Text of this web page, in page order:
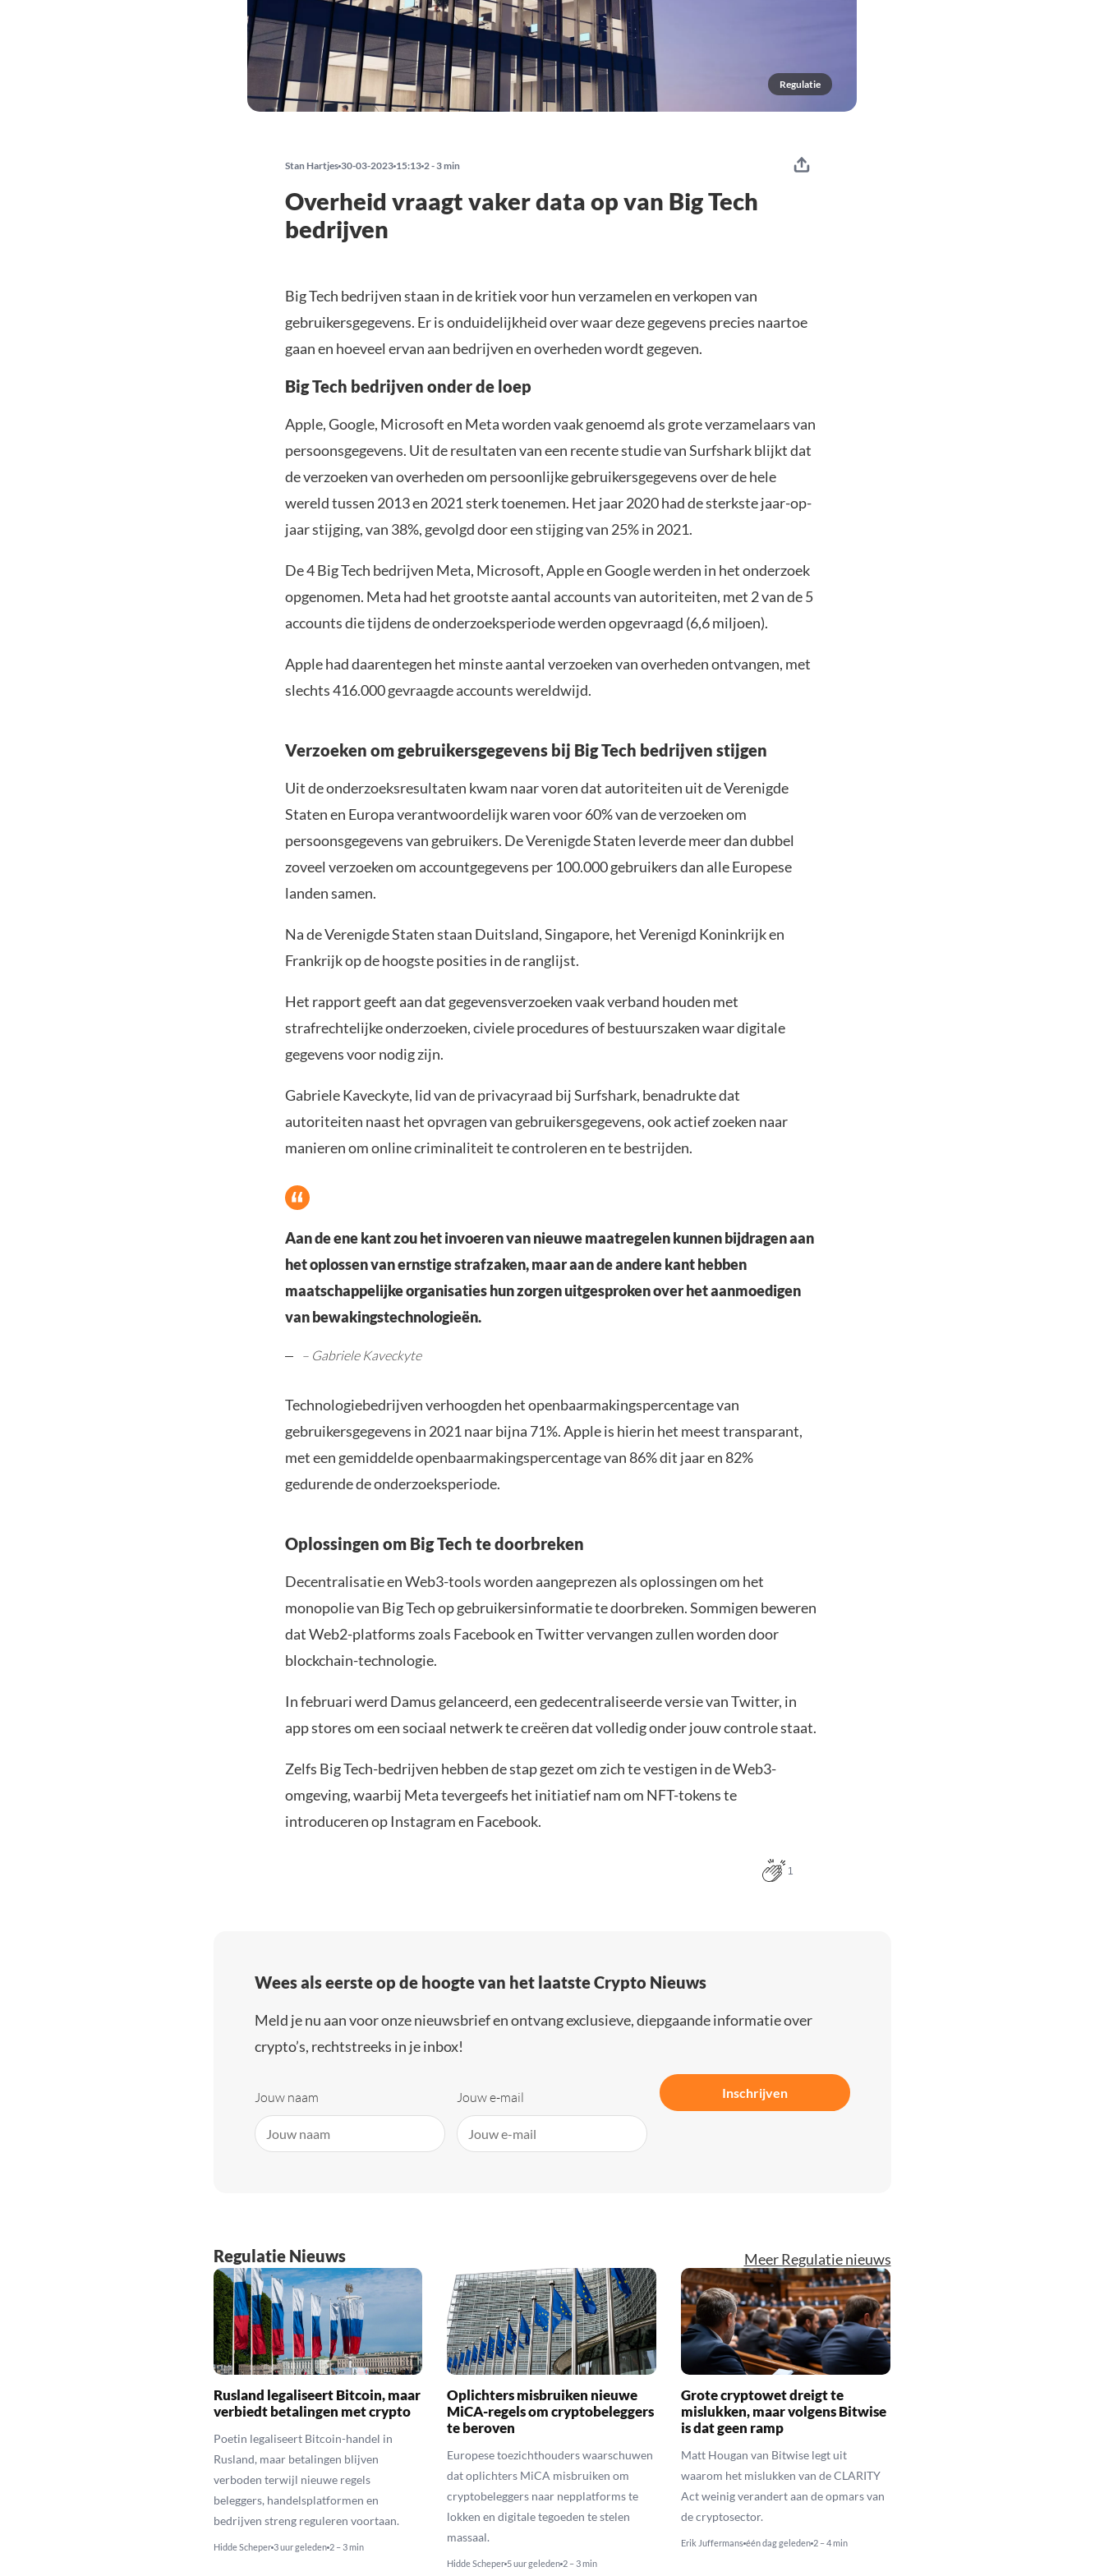
Regulatie
Stan Hartjes 30-03-2023 15:13 2 - 3 min
Overheid vraagt vaker data op van Big Tech
bedrijven
Big Tech bedrijven staan in de kritiek voor hun verzamelen en verkopen van
gebruikersgegevens. Er is onduidelijkheid over waar deze gegevens precies naartoe
gaan en hoeveel ervan aan bedrijven en overheden wordt gegeven.
Big Tech bedrijven onder de loep
Apple, Google, Microsoft en Meta worden vaak genoemd als grote verzamelaars van
persoonsgegevens. Uit de resultaten van een recente studie van Surfshark blijkt dat
de verzoeken van overheden om persoonlijke gebruikersgegevens over de hele
wereld tussen 2013 en 2021 sterk toenemen. Het jaar 2020 had de sterkste jaar-op-
jaar stijging, van 38%, gevolgd door een stijging van 25% in 2021.
De 4 Big Tech bedrijven Meta, Microsoft, Apple en Google werden in het onderzoek
opgenomen. Meta had het grootste aantal accounts van autoriteiten, met 2 van de 5
accounts die tijdens de onderzoeksperiode werden opgevraagd (6,6 miljoen).
Apple had daarentegen het minste aantal verzoeken van overheden ontvangen, met
slechts 416.000 gevraagde accounts wereldwijd.
Verzoeken om gebruikersgegevens bij Big Tech bedrijven stijgen
Uit de onderzoeksresultaten kwam naar voren dat autoriteiten uit de Verenigde
Staten en Europa verantwoordelijk waren voor 60% van de verzoeken om
persoonsgegevens van gebruikers. De Verenigde Staten leverde meer dan dubbel
zoveel verzoeken om accountgegevens per 100.000 gebruikers dan alle Europese
landen samen.
Na de Verenigde Staten staan Duitsland, Singapore, het Verenigd Koninkrijk en
Frankrijk op de hoogste posities in de ranglijst.
Het rapport geeft aan dat gegevensverzoeken vaak verband houden met
strafrechtelijke onderzoeken, civiele procedures of bestuurszaken waar digitale
gegevens voor nodig zijn.
Gabriele Kaveckyte, lid van de privacyraad bij Surfshark, benadrukte dat
autoriteiten naast het opvragen van gebruikersgegevens, ook actief zoeken naar
manieren om online criminaliteit te controleren en te bestrijden.
Aan de ene kant zou het invoeren van nieuwe maatregelen kunnen bijdragen aan
het oplossen van ernstige strafzaken, maar aan de andere kant hebben
maatschappelijke organisaties hun zorgen uitgesproken over het aanmoedigen
van bewakingstechnologieën.
– Gabriele Kaveckyte
Technologiebedrijven verhoogden het openbaarmakingspercentage van
gebruikersgegevens in 2021 naar bijna 71%. Apple is hierin het meest transparant,
met een gemiddelde openbaarmakingspercentage van 86% dit jaar en 82%
gedurende de onderzoeksperiode.
Oplossingen om Big Tech te doorbreken
Decentralisatie en Web3-tools worden aangeprezen als oplossingen om het
monopolie van Big Tech op gebruikersinformatie te doorbreken. Sommigen beweren
dat Web2-platforms zoals Facebook en Twitter vervangen zullen worden door
blockchain-technologie.
In februari werd Damus gelanceerd, een gedecentraliseerde versie van Twitter, in
app stores om een sociaal netwerk te creëren dat volledig onder jouw controle staat.
Zelfs Big Tech-bedrijven hebben de stap gezet om zich te vestigen in de Web3-
omgeving, waarbij Meta tevergeefs het initiatief nam om NFT-tokens te
introduceren op Instagram en Facebook.
1
Wees als eerste op de hoogte van het laatste Crypto Nieuws
Meld je nu aan voor onze nieuwsbrief en ontvang exclusieve, diepgaande informatie over
crypto’s, rechtstreeks in je inbox!
Jouw naam Jouw e-mail Inschrijven
Regulatie Nieuws Meer Regulatie nieuws
Rusland legaliseert Bitcoin, maar
verbiedt betalingen met crypto
Poetin legaliseert Bitcoin-handel in
Rusland, maar betalingen blijven
verboden terwijl nieuwe regels
beleggers, handelsplatformen en
bedrijven streng reguleren voortaan.
Hidde Scheper 3 uur geleden 2 – 3 min
Oplichters misbruiken nieuwe
MiCA-regels om cryptobeleggers
te beroven
Europese toezichthouders waarschuwen
dat oplichters MiCA misbruiken om
cryptobeleggers naar nepplatforms te
lokken en digitale tegoeden te stelen
massaal.
Hidde Scheper 5 uur geleden 2 – 3 min
Grote cryptowet dreigt te
mislukken, maar volgens Bitwise
is dat geen ramp
Matt Hougan van Bitwise legt uit
waarom het mislukken van de CLARITY
Act weinig verandert aan de opmars van
de cryptosector.
Erik Juffermans één dag geleden 2 – 4 min